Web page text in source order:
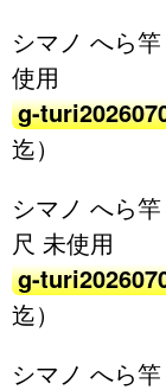
シマノ へら
使用
g-
迄）
シマノ へら
尺 未使用
g-
迄）
シマノ へら